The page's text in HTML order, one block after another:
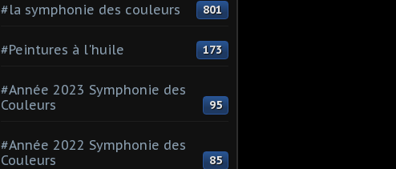
#la symphonie des couleurs 801
#Peintures à l'huile 173
#Année 2023 Symphonie des
Couleurs
95
#Année 2022 Symphonie des
Couleurs
85